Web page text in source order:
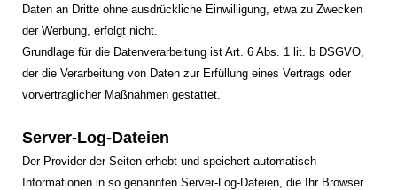
Daten an Dritte ohne ausdrückliche Einwilligung, etwa zu Zwecken
der Werbung, erfolgt nicht.
Grundlage für die Datenverarbeitung ist Art. 6 Abs. 1 lit. b DSGVO,
der die Verarbeitung von Daten zur Erfüllung eines Vertrags oder
vorvertraglicher Maßnahmen gestattet.
Server-Log-Dateien
Der Provider der Seiten erhebt und speichert automatisch
Informationen in so genannten Server-Log-Dateien, die Ihr Browser